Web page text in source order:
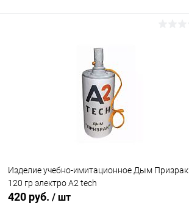
Изделие учебно-имитационное Дым Призрак
120 гр электро A2 tech
420 руб. / шт